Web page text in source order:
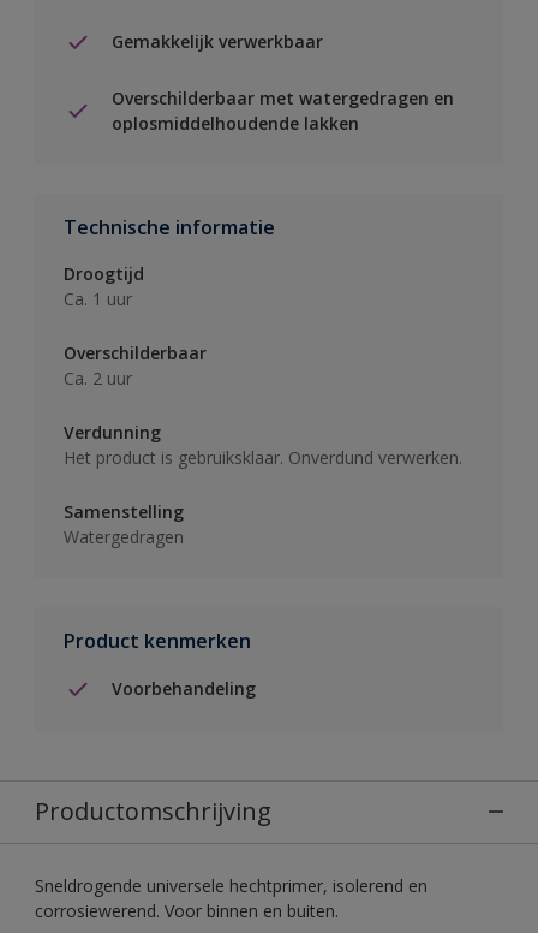
Gemakkelijk verwerkbaar
Overschilderbaar met watergedragen en
oplosmiddelhoudende lakken
Technische informatie
Droogtijd
Ca. 1 uur
Overschilderbaar
Ca. 2 uur
Verdunning
Het product is gebruiksklaar. Onverdund verwerken.
Samenstelling
Watergedragen
Product kenmerken
Voorbehandeling
Productomschrijving
Sneldrogende universele hechtprimer, isolerend en
corrosiewerend. Voor binnen en buiten.